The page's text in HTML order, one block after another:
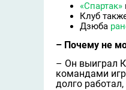
«Спартак»
Клуб
Дзюба
– Почему не
– Он выиграл
командами
долго